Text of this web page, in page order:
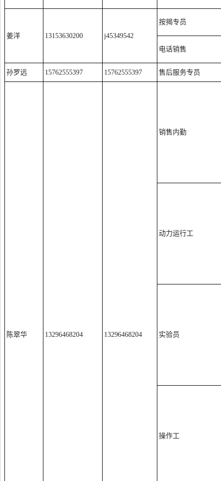
姜洋 13153630200 j45349542
按揭专员
电话销售
孙罗远 15762555397 15762555397 售后服务专员
陈翠华 13296468204 13296468204
销售内勤
动力运行工
实验员
操作工